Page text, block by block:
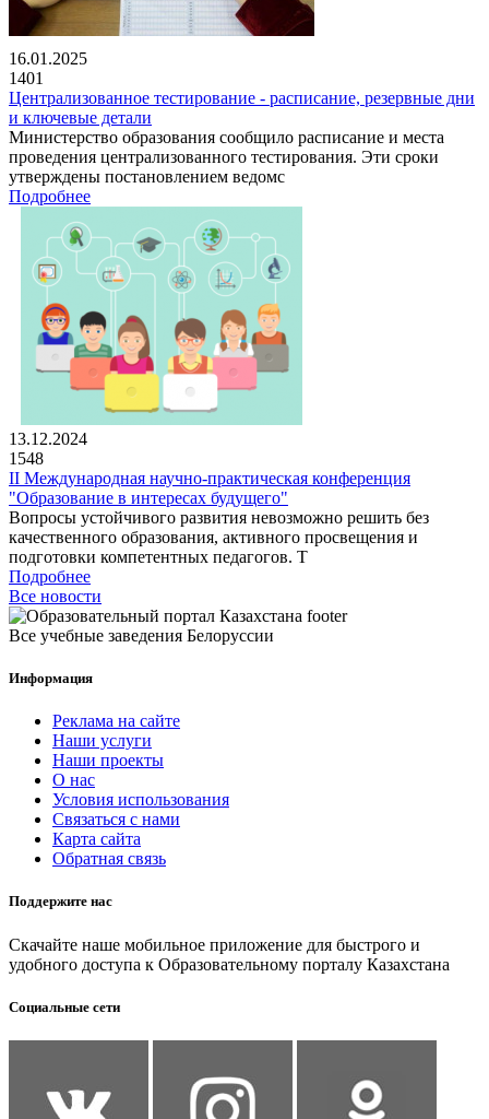
16.01.2025
1401
Централизованное тестирование - расписание, резервные дни
и ключевые детали
Министерство образования сообщило расписание и места
проведения централизованного тестирования. Эти сроки
утверждены постановлением ведомс
Подробнее
13.12.2024
1548
II Международная научно-практическая конференция
"Образование в интересах будущего"
Вопросы устойчивого развития невозможно решить без
качественного образования, активного просвещения и
подготовки компетентных педагогов. Т
Подробнее
Все новости
Все учебные заведения Белоруссии
Информация
Реклама на сайте
Наши услуги
Наши проекты
О нас
Условия использования
Связаться с нами
Карта сайта
Обратная связь
Поддержите нас
Скачайте наше мобильное приложение для быстрого и
удобного доступа к Образовательному порталу Казахстана
Социальные сети